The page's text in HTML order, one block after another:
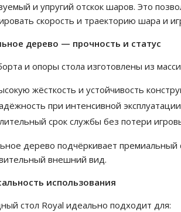
и упругий отскок шаров. Это
скорость и траекторию шара и
дерево — прочность и статус
и опоры стола изготовлены из
жёсткость и устойчивость
при интенсивной эксплуатации
срок службы без потери
дерево подчёркивает премиальный
внешний вид.
использования
стол Royal идеально подходит для: